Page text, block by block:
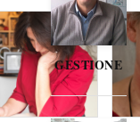
GESTIONE